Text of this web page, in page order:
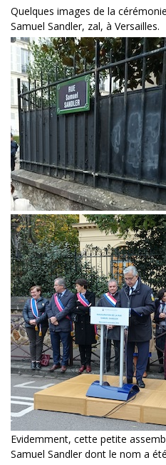
Quelques images de la
Samuel Sandler, zal, à Versailles.
Evidemment, cette petite
Samuel Sandler dont le nom a